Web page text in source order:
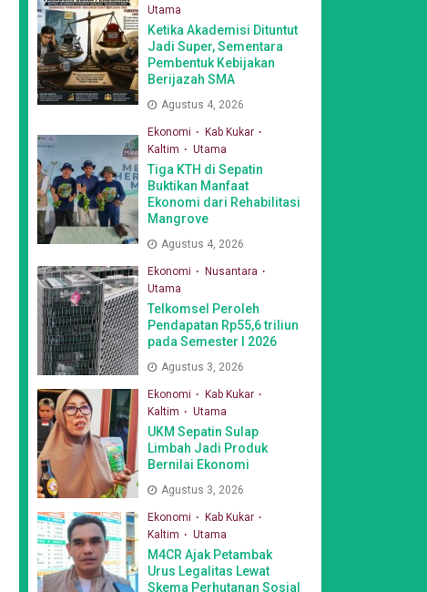
Utama
Ketika Akademisi Dituntut
Jadi Super, Sementara
Pembentuk Kebijakan
Berijazah SMA
Agustus 4, 2026
Ekonomi
Kab Kukar
Kaltim
Utama
Tiga KTH di Sepatin
Buktikan Manfaat
Ekonomi dari Rehabilitasi
Mangrove
Agustus 4, 2026
Ekonomi
Nusantara
Utama
Telkomsel Peroleh
Pendapatan Rp55,6 triliun
pada Semester I 2026
Agustus 3, 2026
Ekonomi
Kab Kukar
Kaltim
Utama
UKM Sepatin Sulap
Limbah Jadi Produk
Bernilai Ekonomi
Agustus 3, 2026
Ekonomi
Kab Kukar
Kaltim
Utama
M4CR Ajak Petambak
Urus Legalitas Lewat
Skema Perhutanan Sosial